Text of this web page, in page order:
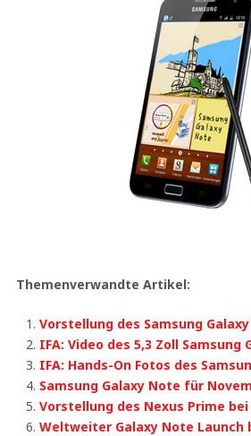
Themenverwandte Artikel:
Vorstellung des Samsung Galaxy
IFA: Video des 5,3 Zoll Samsung
IFA: Hands-On Fotos des
Samsung Galaxy Note für
Vorstellung des Nexus Prime bei
Weltweiter Galaxy Note Launch